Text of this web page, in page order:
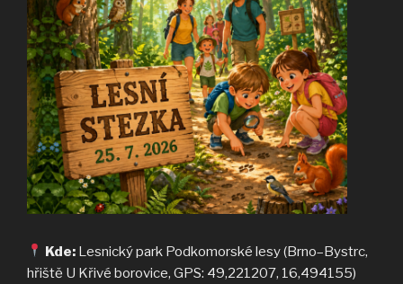
Kde: Lesnický park Podkomorské lesy (Brno–Bystrc,
hřiště U Křivé borovice, GPS: 49,221207, 16,494155)